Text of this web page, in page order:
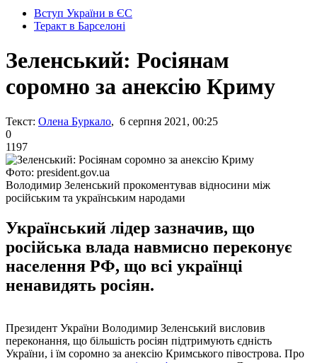
Вступ України в ЄС
Теракт в Барселоні
Зеленський: Росіянам
соромно за анексію Криму
Текст: Олена Буркало, 6 серпня 2021, 00:25
0
1197
Фото: president.gov.ua
Володимир Зеленський прокоментував відносини між
російським та українським народами
Український лідер зазначив, що
російська влада навмисно переконує
населення РФ, що всі українці
ненавидять росіян.
Президент України Володимир Зеленський висловив
переконання, що більшість росіян підтримують єдність
України, і їм соромно за анексію Кримського півострова. Про